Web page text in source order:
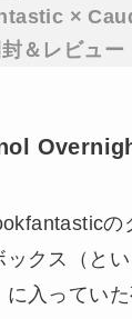
×
＆レビュー
の
クス（と
に入ってい